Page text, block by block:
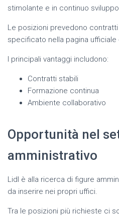
stimolante e in continuo
Le posizioni prevedono
specificato nella pagina ufficiale
I principali vantaggi includono:
Contratti stabili
Formazione continua
Ambiente collaborativo
Opportunità nel
amministrativo
Lidl è alla ricerca di figure
da inserire nei propri uffici.
Tra le posizioni più richieste ci